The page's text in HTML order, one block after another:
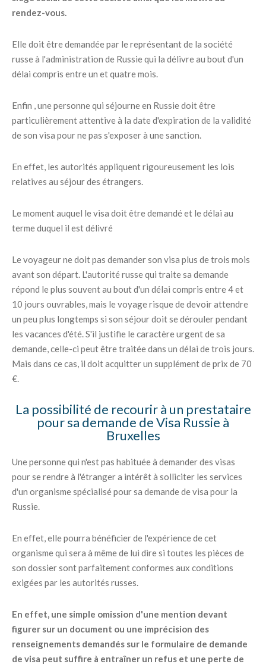
rendez-vous.
Elle doit être demandée par le représentant de la société
russe à l'administration de Russie qui la délivre au bout d'un
délai compris entre un et quatre mois.
Enfin , une personne qui séjourne en Russie doit être
particulièrement attentive à la date d'expiration de la validité
de son visa pour ne pas s'exposer à une sanction.
En effet, les autorités appliquent rigoureusement les lois
relatives au séjour des étrangers.
Le moment auquel le visa doit être demandé et le délai au
terme duquel il est délivré
Le voyageur ne doit pas demander son visa plus de trois mois
avant son départ. L'autorité russe qui traite sa demande
répond le plus souvent au bout d'un délai compris entre 4 et
10 jours ouvrables, mais le voyage risque de devoir attendre
un peu plus longtemps si son séjour doit se dérouler pendant
les vacances d'été. S'il justifie le caractère urgent de sa
demande, celle-ci peut être traitée dans un délai de trois jours.
Mais dans ce cas, il doit acquitter un supplément de prix de 70
€.
La possibilité de recourir à un prestataire
pour sa demande de Visa Russie à
Bruxelles
Une personne qui n'est pas habituée à demander des visas
pour se rendre à l'étranger a intérêt à solliciter les services
d'un organisme spécialisé pour sa demande de visa pour la
Russie.
En effet, elle pourra bénéficier de l'expérience de cet
organisme qui sera à même de lui dire si toutes les pièces de
son dossier sont parfaitement conformes aux conditions
exigées par les autorités russes.
En effet, une simple omission d'une mention devant
figurer sur un document ou une imprécision des
renseignements demandés sur le formulaire de demande
de visa peut suffire à entraîner un refus et une perte de